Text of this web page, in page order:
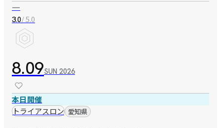
—
3.0/ 5.0
8.09SUN 2026
本日開催
トライアスロン 愛知県